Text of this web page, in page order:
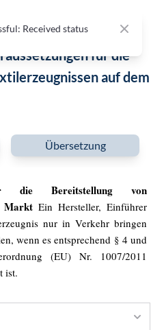
Received status
Close
für die
auf dem
Übersetzung
die Bereitstellung von
Markt Ein Hersteller, Einführer
nur in Verkehr bringen
wenn es entsprechend § 4 und
(EU) Nr. 1007/2011
ist.